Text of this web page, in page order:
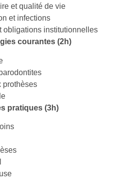
et qualité de vie
et infections
obligations institutionnelles
courantes (2h)
prothèses
pratiques (3h)